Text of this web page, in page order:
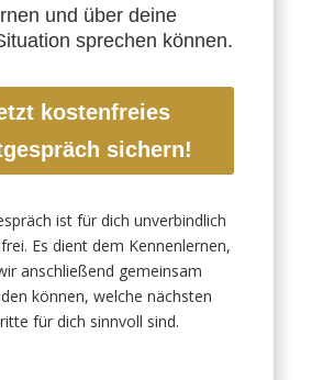
und über deine
sprechen können.
kostenfreies
sichern!
ist für dich unverbindlich
Es dient dem Kennenlernen,
anschließend gemeinsam
können, welche nächsten
für dich sinnvoll sind.